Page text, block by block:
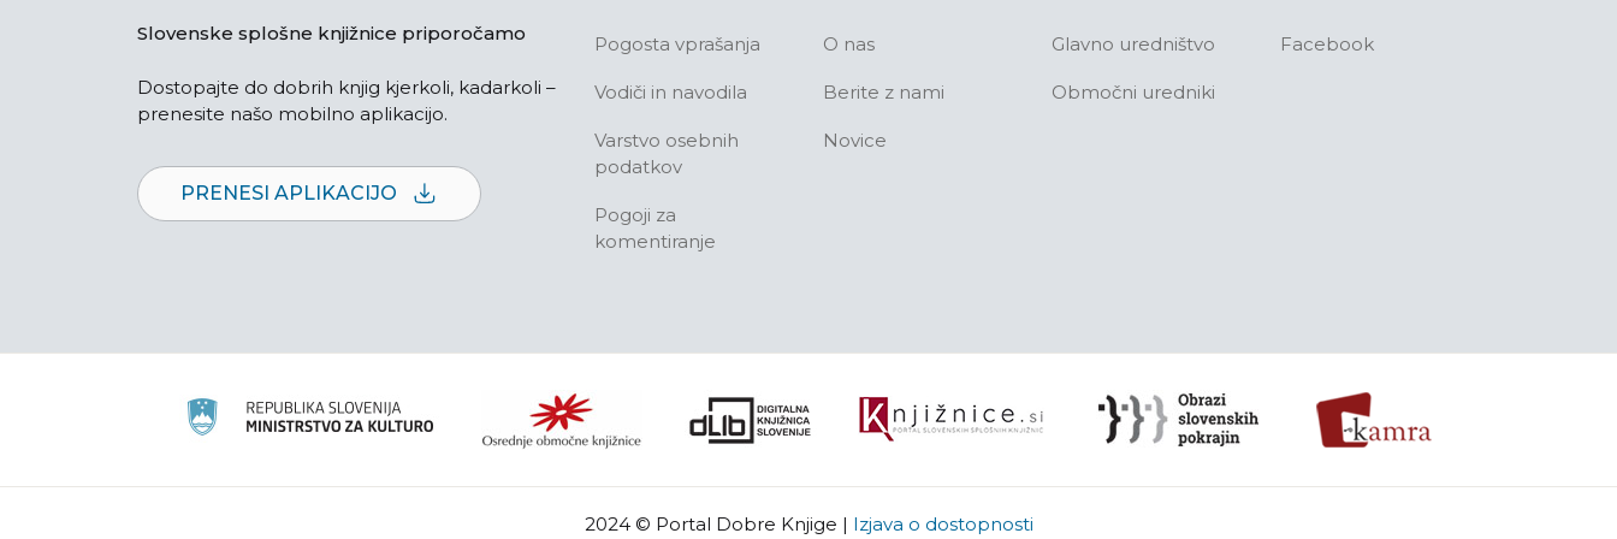
Slovenske splošne knjižnice priporočamo
Dostopajte do dobrih knjig kjerkoli, kadarkoli –
prenesite našo mobilno aplikacijo.
PRENESI APLIKACIJO
Pogosta vprašanja
Vodiči in navodila
Varstvo osebnih
podatkov
Pogoji za
komentiranje
O nas
Berite z nami
Novice
Glavno uredništvo
Območni uredniki
Facebook
2024 © Portal Dobre Knjige | Izjava o dostopnosti